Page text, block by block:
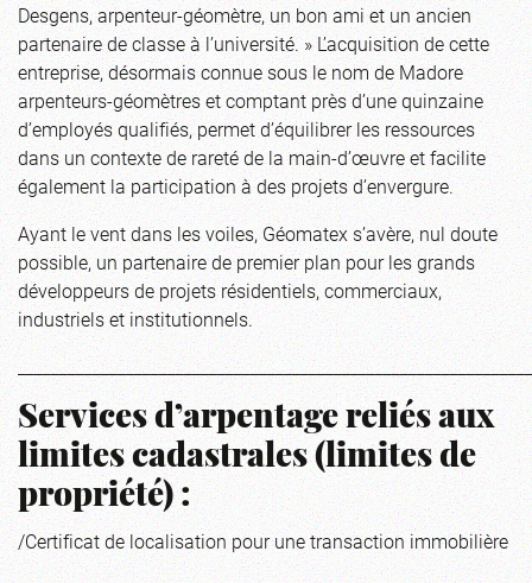
Desgens, arpenteur-géomètre, un bon ami et un ancien
partenaire de classe à l’université. » L’acquisition de cette
entreprise, désormais connue sous le nom de Madore
arpenteurs-géomètres et comptant près d’une quinzaine
d’employés qualifiés, permet d’équilibrer les ressources
dans un contexte de rareté de la main-d’œuvre et facilite
également la participation à des projets d’envergure.
Ayant le vent dans les voiles, Géomatex s’avère, nul doute
possible, un partenaire de premier plan pour les grands
développeurs de projets résidentiels, commerciaux,
industriels et institutionnels.
Services d’arpentage reliés aux
limites cadastrales (limites de
propriété) :
/Certificat de localisation pour une transaction immobilière